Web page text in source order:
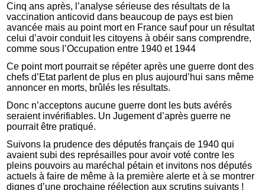
Cinq ans après, l’analyse sérieuse des résultats de la
vaccination anticovid dans beaucoup de pays est bien
avancée mais au point mort en France sauf pour un résultat
celui d’avoir conduit les citoyens à obéir sans comprendre,
comme sous l’Occupation entre 1940 et 1944
Ce point mort pourrait se répéter après une guerre dont des
chefs d’Etat parlent de plus en plus aujourd’hui sans même
annoncer en morts, brûlés les résultats.
Donc n’acceptons aucune guerre dont les buts avérés
seraient invérifiables. Un Jugement d’après guerre ne
pourrait être pratiqué.
Suivons la prudence des députés français de 1940 qui
avaient subi des représailles pour avoir voté contre les
pleins pouvoirs au maréchal pétain et invitons nos députés
actuels à faire de même à la première alerte et à se montrer
dignes d’une prochaine réélection aux scrutins suivants !